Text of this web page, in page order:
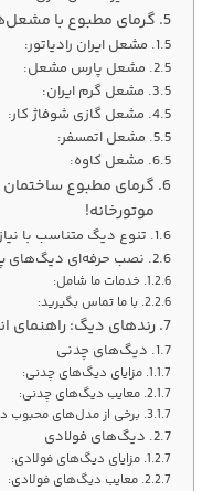
گرمای مطبوع با
مشعل ایران رادیاتور:
مشعل پارس مشعل:
مشعل گرم ایران:
مشعل گازی شوفاژ کار:
مشعل اتمسفر:
مشعل کاوه:
گرمای مطبوع
موتورخانه!
تنوع دیگ متناسب با
نصب حرفه‌ای دیگ‌های
خدمات ما شامل:
با ما تماس بگیرید:
رندهای دیگ: راهنمای
دیگ‌های چدنی
مزایای دیگ‌های چدنی:
معایب دیگ‌های چدنی:
برخی از مدل‌های محبوب
دیگ‌های فولادی
مزایای دیگ‌های فولادی:
معایب دیگ‌های فولادی: